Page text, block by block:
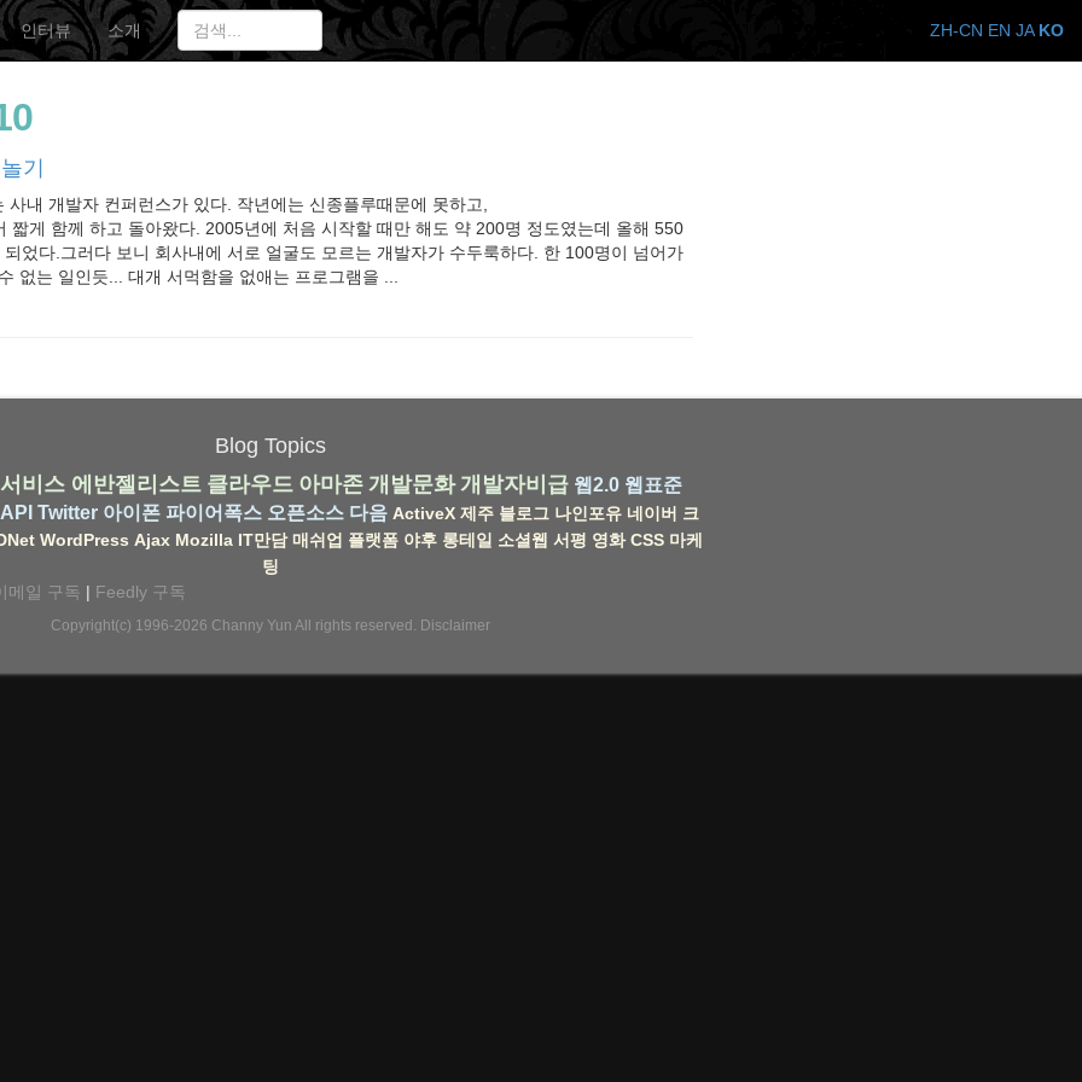
인터뷰 소개
기
사내 개발자 컨퍼런스가 있다. 작년에는 신종플루때문에 못하고,
짧게 함께 하고 돌아왔다. 2005년에 처음 시작할 때만 해도 약 200명 정도였는데 올해 550
었다.그러다 보니 회사내에 서로 얼굴도 모르는 개발자가 수두룩하다. 한 100명이 넘어가
없는 일인듯... 대개 서먹함을 없애는 프로그램을 ...
Blog Topics
비스 에반젤리스트 클라우드 아마존 개발문화 개발자비급 웹2.0 웹표준
Twitter 아이폰 파이어폭스 오픈소스 다음 ActiveX 제주 블로그 나인포유 네이버 크
WordPress Ajax Mozilla IT만담 매쉬업 플랫폼 야후 롱테일 소셜웹 서평 영화 CSS 마케
팅
메일 구독 | Feedly 구독
Copyright(c) 1996-2026 Channy Yun All rights reserved. Disclaimer
ZH-CN EN JA KO